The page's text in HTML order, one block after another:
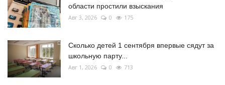
области простили взыскания
Авг 3, 2026 0 175
Сколько детей 1 сентября впервые сядут за
школьную парту...
Авг 1, 2026 0 713